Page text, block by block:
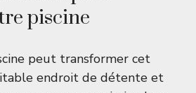
piscine
peut transformer cet
endroit de détente et